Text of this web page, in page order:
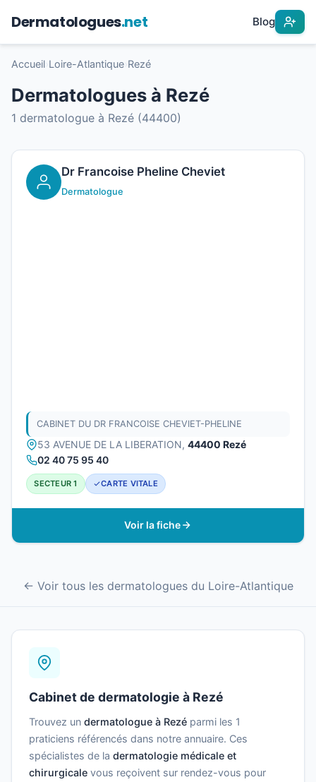
Dermatologues.net Blog
Accueil Loire-Atlantique Rezé
Dermatologues à Rezé
1 dermatologue à Rezé (44400)
Dr Francoise Pheline Cheviet
Dermatologue
CABINET DU DR FRANCOISE CHEVIET-PHELINE
53 AVENUE DE LA LIBERATION, 44400 Rezé
02 40 75 95 40
SECTEUR 1 CARTE VITALE
Voir la fiche
← Voir tous les dermatologues du Loire-Atlantique
Cabinet de dermatologie à Rezé
Trouvez un dermatologue à Rezé parmi les 1
praticiens référencés dans notre annuaire. Ces
spécialistes de la dermatologie médicale et
chirurgicale vous reçoivent sur rendez-vous pour